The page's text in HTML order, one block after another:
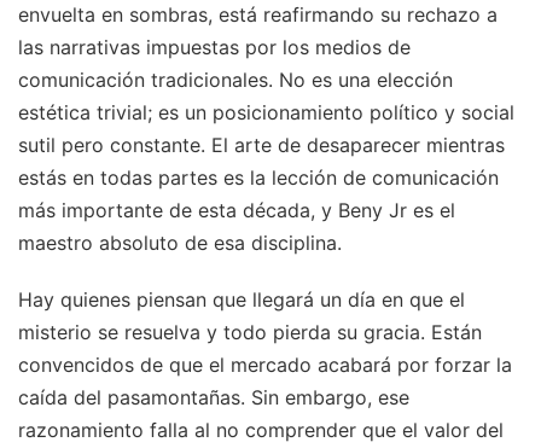
envuelta en sombras, está reafirmando su rechazo a
las narrativas impuestas por los medios de
comunicación tradicionales. No es una elección
estética trivial; es un posicionamiento político y social
sutil pero constante. El arte de desaparecer mientras
estás en todas partes es la lección de comunicación
más importante de esta década, y Beny Jr es el
maestro absoluto de esa disciplina.
Hay quienes piensan que llegará un día en que el
misterio se resuelva y todo pierda su gracia. Están
convencidos de que el mercado acabará por forzar la
caída del pasamontañas. Sin embargo, ese
razonamiento falla al no comprender que el valor del